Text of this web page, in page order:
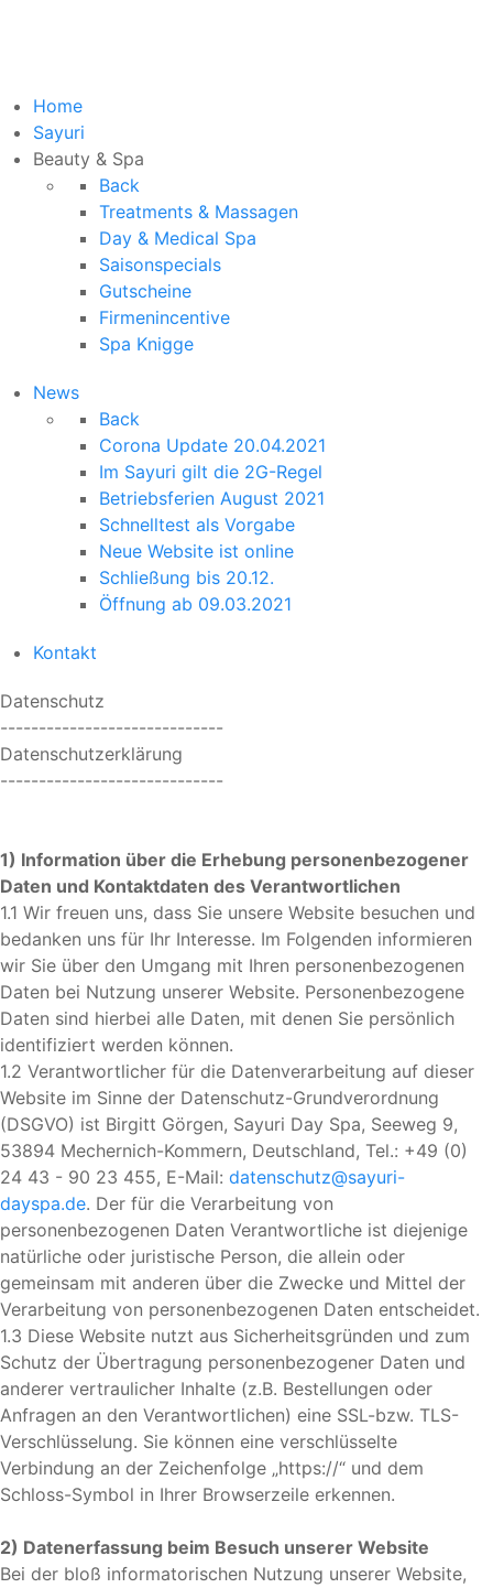
Home
Sayuri
Beauty & Spa
Back
Treatments & Massagen
Day & Medical Spa
Saisonspecials
Gutscheine
Firmenincentive
Spa Knigge
News
Back
Corona Update 20.04.2021
Im Sayuri gilt die 2G-Regel
Betriebsferien August 2021
Schnelltest als Vorgabe
Neue Website ist online
Schließung bis 20.12.
Öffnung ab 09.03.2021
Kontakt
Datenschutz
-----------------------------
Datenschutzerklärung
-----------------------------
1) Information über die Erhebung personenbezogener
Daten und Kontaktdaten des Verantwortlichen
1.1 Wir freuen uns, dass Sie unsere Website besuchen und
bedanken uns für Ihr Interesse. Im Folgenden informieren
wir Sie über den Umgang mit Ihren personenbezogenen
Daten bei Nutzung unserer Website. Personenbezogene
Daten sind hierbei alle Daten, mit denen Sie persönlich
identifiziert werden können.
1.2 Verantwortlicher für die Datenverarbeitung auf dieser
Website im Sinne der Datenschutz-Grundverordnung
(DSGVO) ist Birgitt Görgen, Sayuri Day Spa, Seeweg 9,
53894 Mechernich-Kommern, Deutschland, Tel.: +49 (0)
24 43 - 90 23 455, E-Mail: datenschutz@sayuri-
dayspa.de. Der für die Verarbeitung von
personenbezogenen Daten Verantwortliche ist diejenige
natürliche oder juristische Person, die allein oder
gemeinsam mit anderen über die Zwecke und Mittel der
Verarbeitung von personenbezogenen Daten entscheidet.
1.3 Diese Website nutzt aus Sicherheitsgründen und zum
Schutz der Übertragung personenbezogener Daten und
anderer vertraulicher Inhalte (z.B. Bestellungen oder
Anfragen an den Verantwortlichen) eine SSL-bzw. TLS-
Verschlüsselung. Sie können eine verschlüsselte
Verbindung an der Zeichenfolge „https://“ und dem
Schloss-Symbol in Ihrer Browserzeile erkennen.
2) Datenerfassung beim Besuch unserer Website
Bei der bloß informatorischen Nutzung unserer Website,